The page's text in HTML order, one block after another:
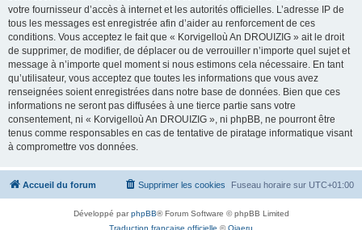
votre fournisseur d’accès à internet et les autorités officielles. L’adresse IP de
tous les messages est enregistrée afin d’aider au renforcement de ces
conditions. Vous acceptez le fait que « Korvigelloù An DROUIZIG » ait le droit
de supprimer, de modifier, de déplacer ou de verrouiller n’importe quel sujet et
message à n’importe quel moment si nous estimons cela nécessaire. En tant
qu’utilisateur, vous acceptez que toutes les informations que vous avez
renseignées soient enregistrées dans notre base de données. Bien que ces
informations ne seront pas diffusées à une tierce partie sans votre
consentement, ni « Korvigelloù An DROUIZIG », ni phpBB, ne pourront être
tenus comme responsables en cas de tentative de piratage informatique visant
à compromettre vos données.
Accueil du forum Fuseau horaire sur UTC+01:00
Supprimer les cookies
Développé parphpBB® Forum Software © phpBB Limited
Traduction française officielle ©Qiaeru